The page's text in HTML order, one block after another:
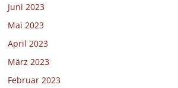
Juni 2023
Mai 2023
April 2023
März 2023
Februar 2023